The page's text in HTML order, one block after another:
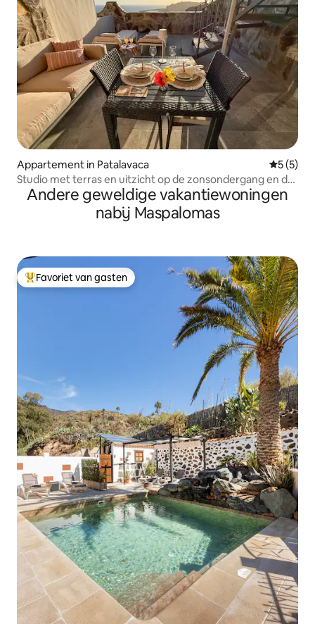
Appartement in Patalavaca
5 (5)
Studio met terras en uitzicht op de zonsondergang en de
zee in Patalavaca 30
Andere geweldige vakantiewoningen
nabij Maspalomas
Topfavoriet van gasten
Favoriet van gasten